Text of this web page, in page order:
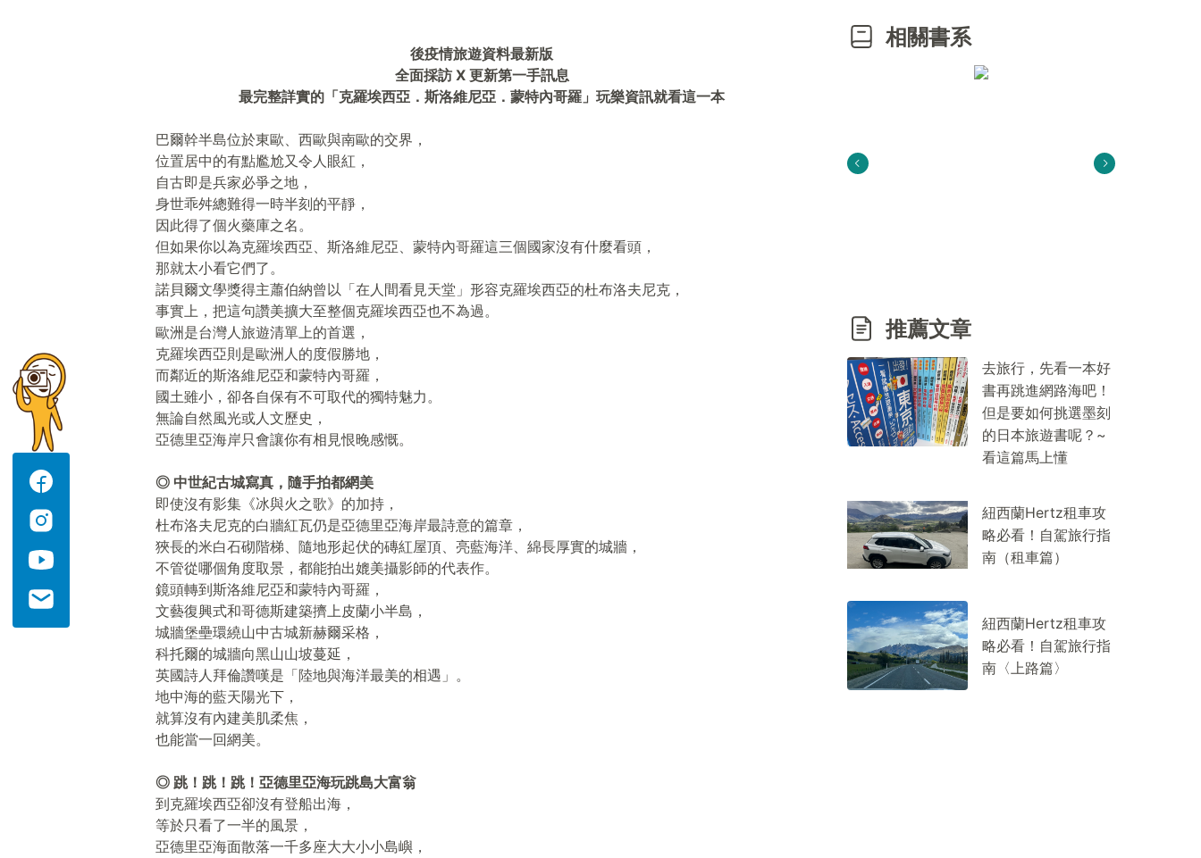
後疫情旅遊資料最新版
全面採訪 X 更新第一手訊息
最完整詳實的「克羅埃西亞．斯洛維尼亞．蒙特內哥羅」玩樂資訊就看這一本
巴爾幹半島位於東歐、西歐與南歐的交界，
位置居中的有點尷尬又令人眼紅，
自古即是兵家必爭之地，
身世乖舛總難得一時半刻的平靜，
因此得了個火藥庫之名。
但如果你以為克羅埃西亞、斯洛維尼亞、蒙特內哥羅這三個國家沒有什麼看頭，
那就太小看它們了。
諾貝爾文學獎得主蕭伯納曾以「在人間看見天堂」形容克羅埃西亞的杜布洛夫尼克，
事實上，把這句讚美擴大至整個克羅埃西亞也不為過。
歐洲是台灣人旅遊清單上的首選，
克羅埃西亞則是歐洲人的度假勝地，
而鄰近的斯洛維尼亞和蒙特內哥羅，
國土雖小，卻各自保有不可取代的獨特魅力。
無論自然風光或人文歷史，
亞德里亞海岸只會讓你有相見恨晚感慨。
◎ 中世紀古城寫真，隨手拍都網美
即使沒有影集《冰與火之歌》的加持，
杜布洛夫尼克的白牆紅瓦仍是亞德里亞海岸最詩意的篇章，
狹長的米白石砌階梯、隨地形起伏的磚紅屋頂、亮藍海洋、綿長厚實的城牆，
不管從哪個角度取景，都能拍出媲美攝影師的代表作。
鏡頭轉到斯洛維尼亞和蒙特內哥羅，
文藝復興式和哥德斯建築擠上皮蘭小半島，
城牆堡壘環繞山中古城新赫爾采格，
科托爾的城牆向黑山山坡蔓延，
英國詩人拜倫讚嘆是「陸地與海洋最美的相遇」。
地中海的藍天陽光下，
就算沒有內建美肌柔焦，
也能當一回網美。
◎ 跳！跳！跳！亞德里亞海玩跳島大富翁
到克羅埃西亞卻沒有登船出海，
等於只看了一半的風景，
亞德里亞海面散落一千多座大大小小島嶼，
相關書系
推薦文章
去旅行，先看一本好
書再跳進網路海吧！
但是要如何挑選墨刻
的日本旅遊書呢？~
看這篇馬上懂
紐西蘭Hertz租車攻
略必看！自駕旅行指
南（租車篇）
紐西蘭Hertz租車攻
略必看！自駕旅行指
南〈上路篇〉